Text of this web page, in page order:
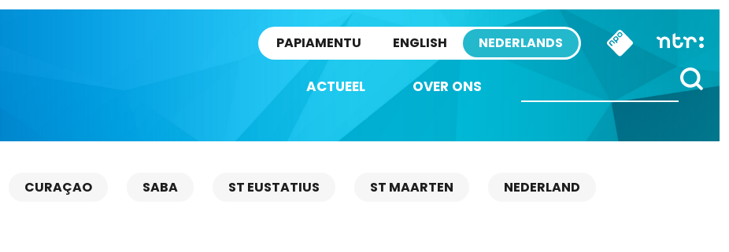
PAPIAMENTU ENGLISH NEDERLANDS
ACTUEEL OVER ONS
CURAÇAO SABA ST EUSTATIUS ST MAARTEN NEDERLAND